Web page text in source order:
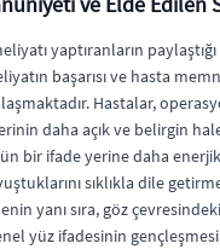
yaptıranların
başarısı ve hasta
Hastalar,
daha açık ve belirgin
bir ifade yerine daha
sıklıkla dile
yanı sıra, göz çevresindeki
yüz ifadesinin gençleşmesi